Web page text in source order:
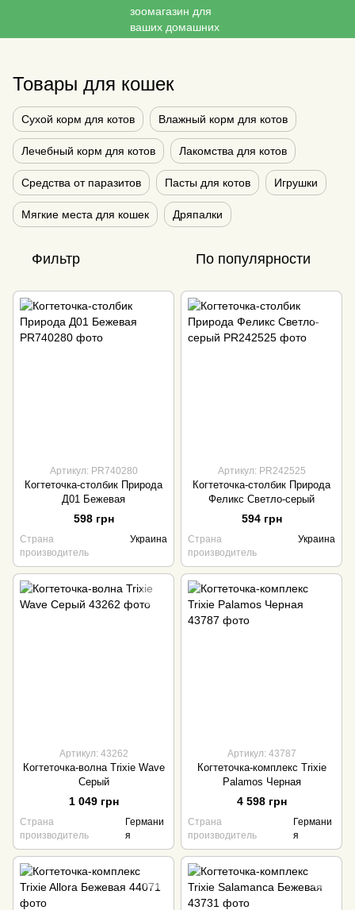
Товары для кошек
Сухой корм для котов Влажный корм для котов
Лечебный корм для котов Лакомства для котов
Средства от паразитов Пасты для котов Игрушки
Мягкие места для кошек Дряпалки
Фильтр По популярности
Артикул: PR740280
Когтеточка-столбик Природа
Д01 Бежевая
598 грн
Страна
производитель
Украина
Артикул: PR242525
Когтеточка-столбик Природа
Феликс Светло-серый
594 грн
Страна
производитель
Украина
Артикул: 43262
Когтеточка-волна Trixie Wave
Серый
1 049 грн
Страна
производитель
Германи
я
Артикул: 43787
Когтеточка-комплекс Trixie
Palamos Черная
4 598 грн
Страна
производитель
Германи
я